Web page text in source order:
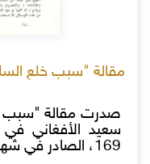
مقالة "سبب خلع
صدرت مقالة "سبب
سعيد الأفغاني في
169، الصادر في شهر ديسمبر 1972